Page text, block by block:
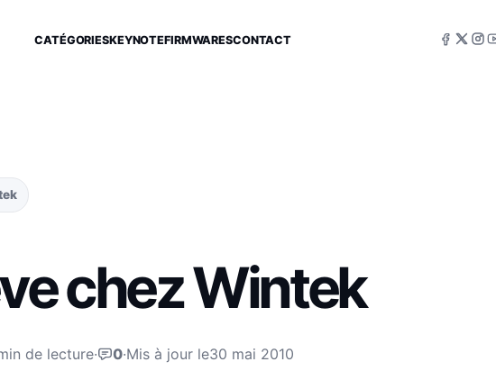
CATÉGORIESKEYNOTEFIRMWARESCONTACT
chez Wintek
de lecture· 0·Mis à jour le30 mai 2010